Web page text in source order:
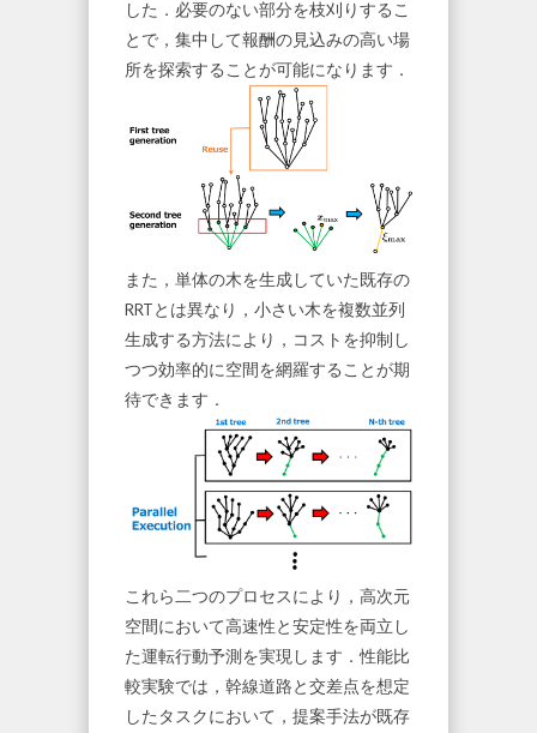
した．必要のない部分を枝刈りするこ
とで，集中して報酬の見込みの高い場
所を探索することが可能になります．
また，単体の木を生成していた既存の
RRTとは異なり，小さい木を複数並列
生成する方法により，コストを抑制し
つつ効率的に空間を網羅することが期
待できます．
これら二つのプロセスにより，高次元
空間において高速性と安定性を両立し
た運転行動予測を実現します．性能比
較実験では，幹線道路と交差点を想定
したタスクにおいて，提案手法が既存